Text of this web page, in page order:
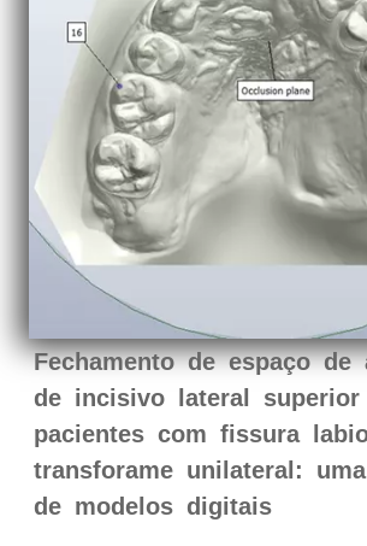
Fechamento de espaço de
de incisivo lateral superior
pacientes com fissura
transforame unilateral:
de modelos digitais